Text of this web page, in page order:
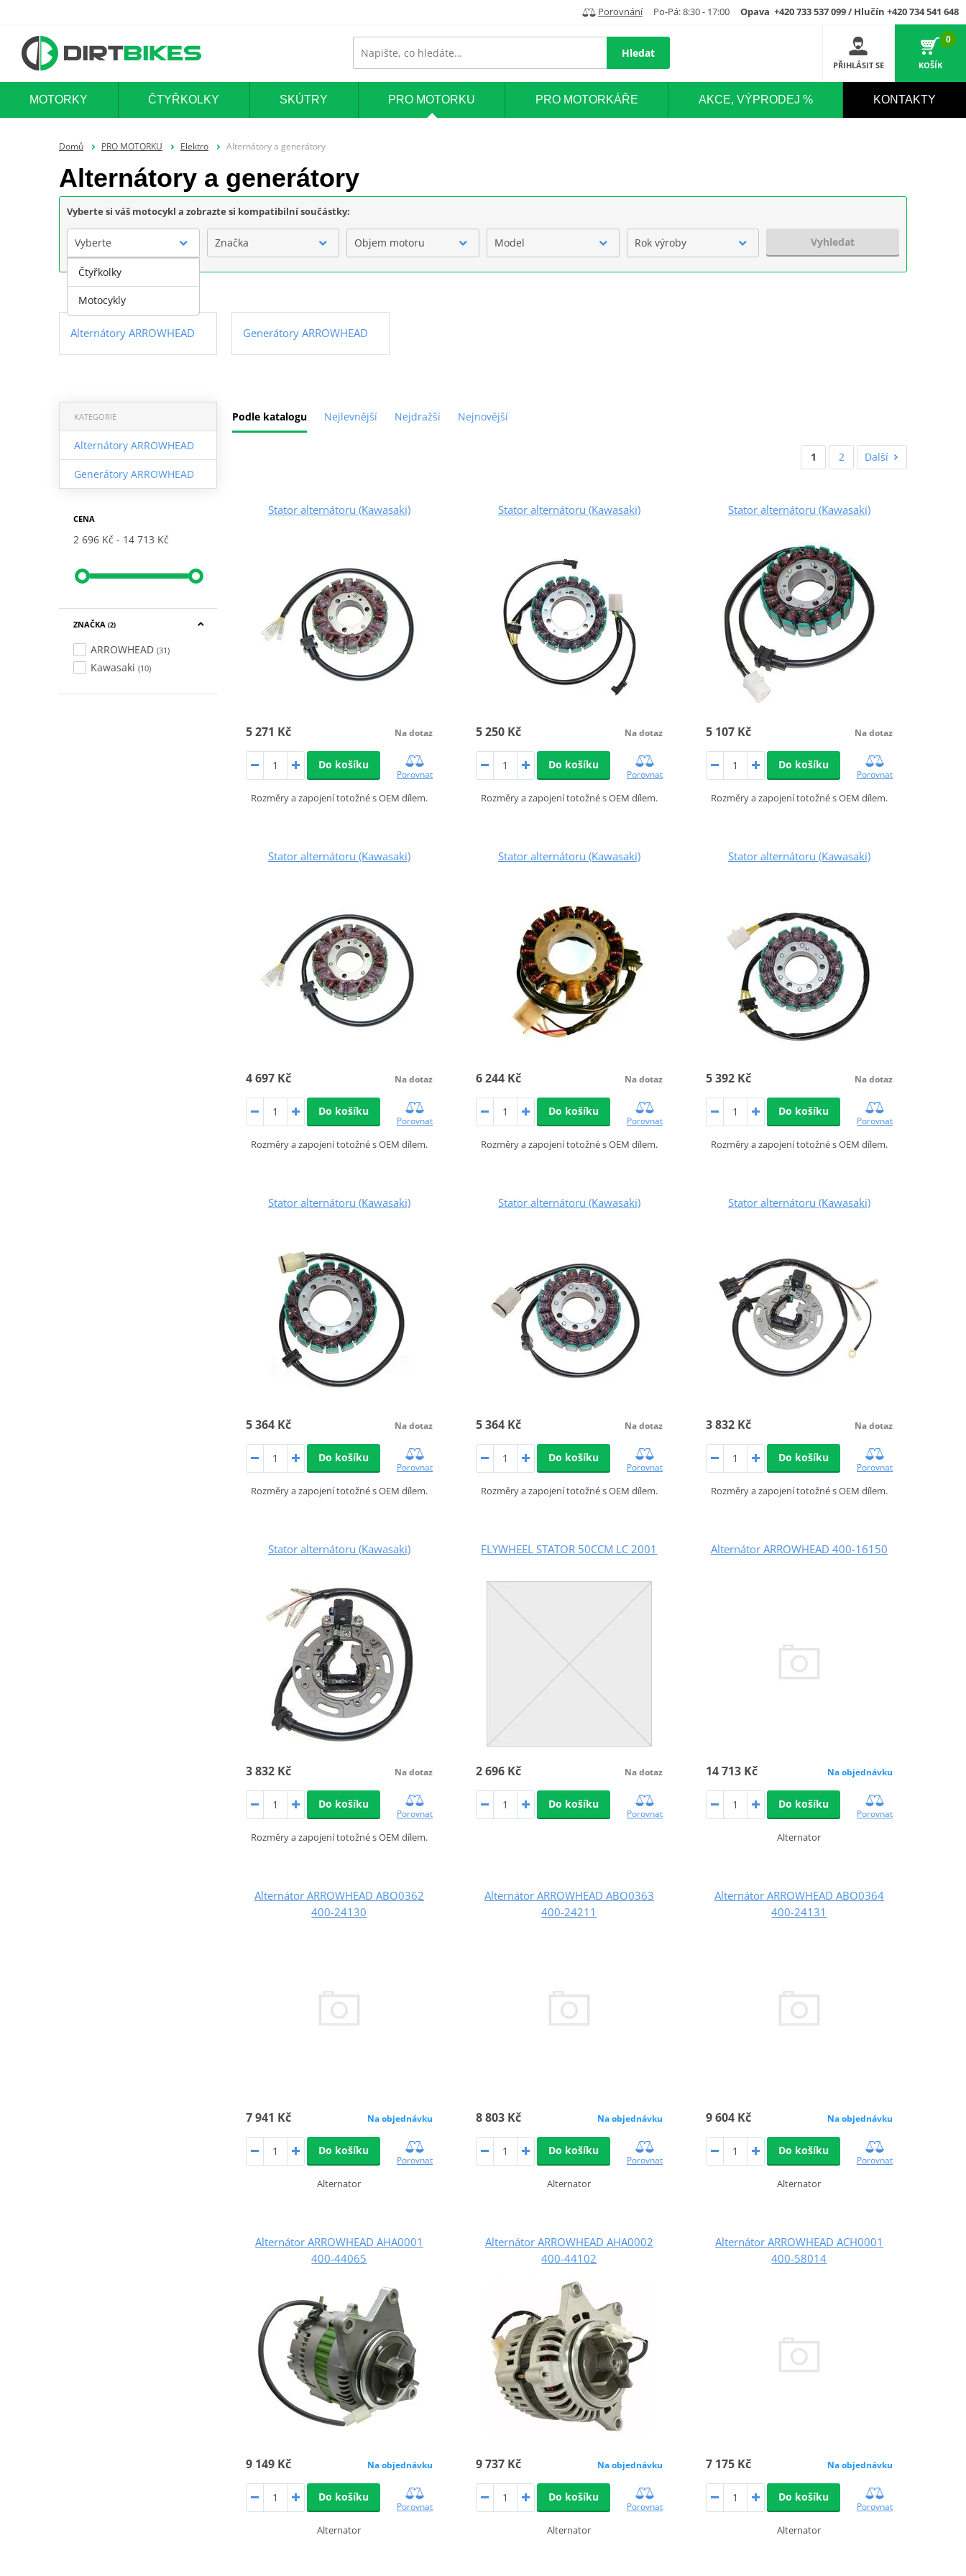
Porovnání Po-Pá: 8:30 - 17:00 Opava +420 733 537 099 / Hlučín +420 734 541 648
Hledat
PŘIHLÁSIT SE
0
KOŠÍK
MOTORKY ČTYŘKOLKY SKÚTRY PRO MOTORKU PRO MOTORKÁŘE AKCE, VÝPRODEJ % KONTAKTY
Domů PRO MOTORKU Elektro Alternátory a generátory
Alternátory a generátory
Vyberte si váš motocykl a zobrazte si kompatibilní součástky:
Vyberte Značka Objem motoru Model Rok výroby Vyhledat
Alternátory ARROWHEAD Generátory ARROWHEAD
Podle katalogu Nejlevnější Nejdražší Nejnovější
KATEGORIE
Alternátory ARROWHEAD
Generátory ARROWHEAD
CENA
2 696 Kč 14 713 Kč
ZNAČKA (2)
ARROWHEAD (31)
Kawasaki (10)
1 2 Další
Stator alternátoru (Kawasaki)
5 271 Kč Na dotaz
Do košíku
Porovnat
Rozměry a zapojení totožné s OEM dílem.
Stator alternátoru (Kawasaki)
5 250 Kč Na dotaz
Do košíku
Porovnat
Rozměry a zapojení totožné s OEM dílem.
Stator alternátoru (Kawasaki)
5 107 Kč Na dotaz
Do košíku
Porovnat
Rozměry a zapojení totožné s OEM dílem.
Stator alternátoru (Kawasaki)
4 697 Kč Na dotaz
Do košíku
Porovnat
Rozměry a zapojení totožné s OEM dílem.
Stator alternátoru (Kawasaki)
6 244 Kč Na dotaz
Do košíku
Porovnat
Rozměry a zapojení totožné s OEM dílem.
Stator alternátoru (Kawasaki)
5 392 Kč Na dotaz
Do košíku
Porovnat
Rozměry a zapojení totožné s OEM dílem.
Stator alternátoru (Kawasaki)
5 364 Kč Na dotaz
Do košíku
Porovnat
Rozměry a zapojení totožné s OEM dílem.
Stator alternátoru (Kawasaki)
5 364 Kč Na dotaz
Do košíku
Porovnat
Rozměry a zapojení totožné s OEM dílem.
Stator alternátoru (Kawasaki)
3 832 Kč Na dotaz
Do košíku
Porovnat
Rozměry a zapojení totožné s OEM dílem.
Stator alternátoru (Kawasaki)
3 832 Kč Na dotaz
Do košíku
Porovnat
Rozměry a zapojení totožné s OEM dílem.
FLYWHEEL STATOR 50CCM LC 2001
2 696 Kč Na dotaz
Do košíku
Porovnat
Alternátor ARROWHEAD 400-16150
14 713 Kč Na objednávku
Do košíku
Porovnat
Alternator
Alternátor ARROWHEAD ABO0362
400-24130
7 941 Kč Na objednávku
Do košíku
Porovnat
Alternator
Alternátor ARROWHEAD ABO0363
400-24211
8 803 Kč Na objednávku
Do košíku
Porovnat
Alternator
Alternátor ARROWHEAD ABO0364
400-24131
9 604 Kč Na objednávku
Do košíku
Porovnat
Alternator
Alternátor ARROWHEAD AHA0001
400-44065
9 149 Kč Na objednávku
Do košíku
Porovnat
Alternator
Alternátor ARROWHEAD AHA0002
400-44102
9 737 Kč Na objednávku
Do košíku
Porovnat
Alternator
Alternátor ARROWHEAD ACH0001
400-58014
7 175 Kč Na objednávku
Do košíku
Porovnat
Alternator
Čtyřkolky
Motocykly